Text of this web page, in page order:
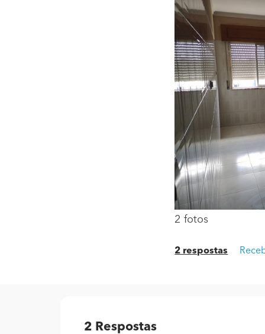
2 fotos
2 respostas
2 Respostas